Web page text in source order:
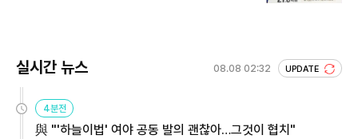
실시간 뉴스 08.08 02:32 UPDATE
4분전
與 "'하늘이법' 여야 공동 발의 괜찮아…그것이 협치"